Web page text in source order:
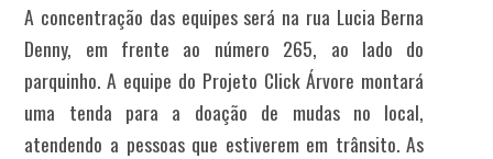
A concentração das equipes será na rua Lucia Berna
Denny, em frente ao número 265, ao lado do
parquinho. A equipe do Projeto Click Árvore montará
uma tenda para a doação de mudas no local,
atendendo a pessoas que estiverem em trânsito. As